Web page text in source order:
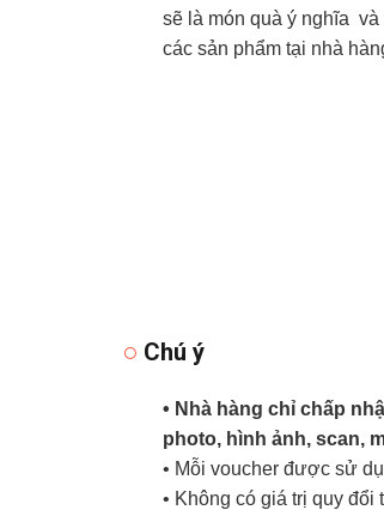
sẽ là món quà ý nghĩa và
các sản phẩm tại nhà
Chú ý
• Nhà hàng chỉ chấp
photo, hình ảnh, scan,
• Mỗi voucher được sử
• Không có giá trị quy